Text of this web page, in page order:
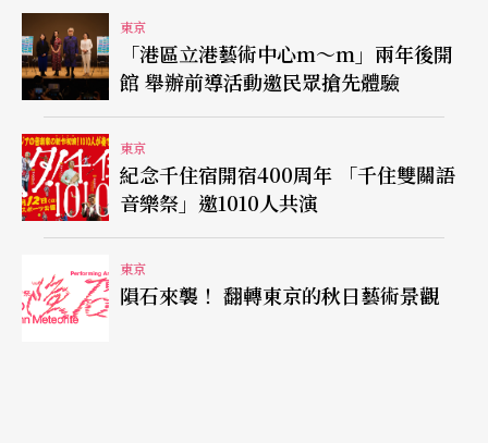
東京
「港區立港藝術中心m～m」兩年後開
館 舉辦前導活動邀民眾搶先體驗
東京
紀念千住宿開宿400周年 「千住雙關語
音樂祭」邀1010人共演
東京
隕石來襲！ 翻轉東京的秋日藝術景觀